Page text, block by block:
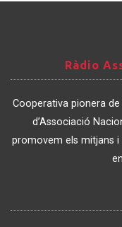
Associació
de
Catalunya
Ràdio
Cooperativa pionera
d’Associació
promovem els mitjans
nos